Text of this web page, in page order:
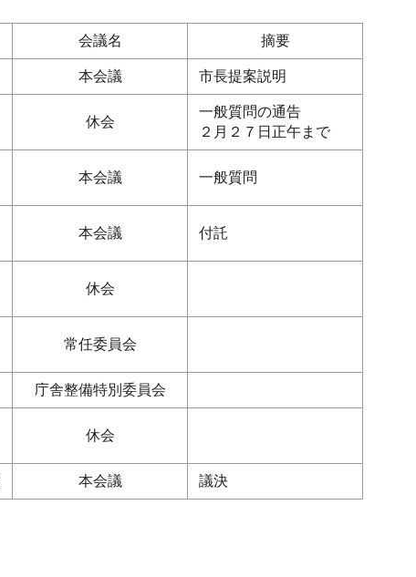
会議名 摘要
本会議 市長提案説明
休会
一般質問の通告
２月２７日正午まで
本会議 一般質問
本会議 付託
休会
常任委員会
庁舎整備特別委員会
休会
本会議 議決